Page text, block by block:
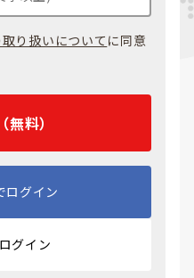
り扱いについて に同意
料）
グイン
グイン